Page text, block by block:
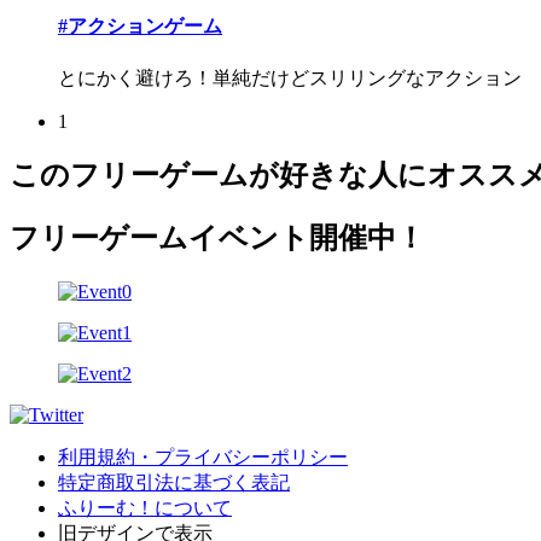
#アクションゲーム
とにかく避けろ！単純だけどスリリングなアクション
1
このフリーゲームが好きな人にオスス
フリーゲームイベント開催中！
利用規約・プライバシーポリシー
特定商取引法に基づく表記
ふりーむ！について
旧デザインで表示